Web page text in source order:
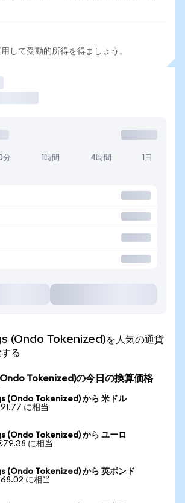
して受動的所得を得ましょう。
分 1時間 4時間 1日
(Ondo Tokenized)を人気の通貨
る
Tokenized)の今日の換算価格
(Ondo Tokenized) から 米ドル
に相当
(Ondo Tokenized) から ユーロ
に相当
(Ondo Tokenized) から 英ポンド
に相当